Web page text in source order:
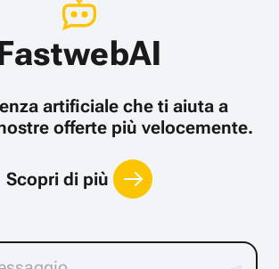
artificiale che ti aiuta a
offerte più velocemente.
Scopri di più